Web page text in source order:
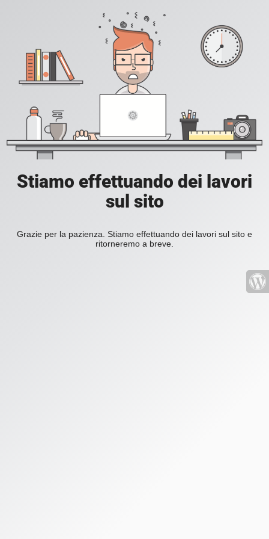
Stiamo effettuando dei lavori
sul sito
Grazie per la pazienza. Stiamo effettuando dei lavori sul sito e
ritorneremo a breve.